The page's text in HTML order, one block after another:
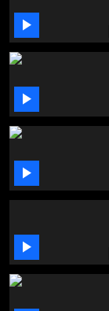



